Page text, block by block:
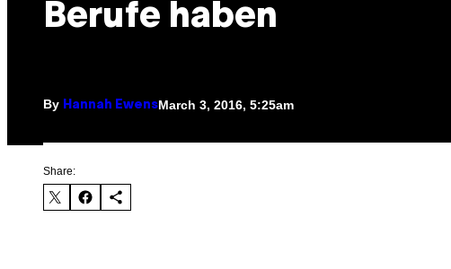
Berufe haben
By Hannah EwensMarch 3, 2016, 5:25am
Share: